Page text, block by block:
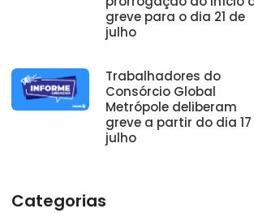
greve para o dia 21 de
julho
Trabalhadores do
Consórcio Global
Metrópole deliberam
greve a partir do dia
julho
Categorias